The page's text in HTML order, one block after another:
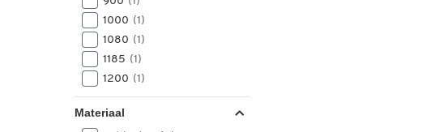
1000 (1)
1080 (1)
1185 (1)
1200 (1)
Materiaal